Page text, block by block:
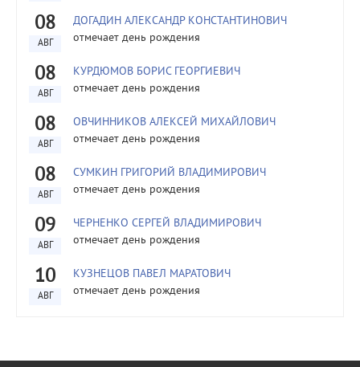
08
АВГ
ДОГАДИН АЛЕКСАНДР КОНСТАНТИНОВИЧ
отмечает день рождения
08
АВГ
КУРДЮМОВ БОРИС ГЕОРГИЕВИЧ
отмечает день рождения
08
АВГ
ОВЧИННИКОВ АЛЕКСЕЙ МИХАЙЛОВИЧ
отмечает день рождения
08
АВГ
СУМКИН ГРИГОРИЙ ВЛАДИМИРОВИЧ
отмечает день рождения
09
АВГ
ЧЕРНЕНКО СЕРГЕЙ ВЛАДИМИРОВИЧ
отмечает день рождения
10
АВГ
КУЗНЕЦОВ ПАВЕЛ МАРАТОВИЧ
отмечает день рождения